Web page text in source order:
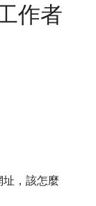
作者
，該怎麼